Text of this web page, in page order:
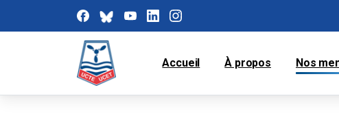
Accueil À propos Nos